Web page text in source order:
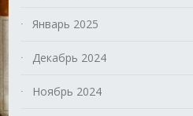
Январь 2025
Декабрь 2024
Ноябрь 2024